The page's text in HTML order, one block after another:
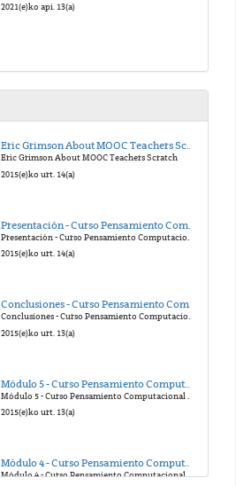
2021(e)ko api. 13(a)
Eric Grimson About MOOC Teachers Scratch
Eric Grimson About MOOC Teachers Scratch
2015(e)ko urt. 14(a)
Presentación - Curso Pensamiento Computacional en la Escuela
2015(e)ko urt. 14(a)
Conclusiones - Curso Pensamiento Computacional en la Escuela
Conclusiones - Curso Pensamiento Computacional en la Escuela
2015(e)ko urt. 13(a)
Módulo 5 - Curso Pensamiento Computacional en la Escuela
2015(e)ko urt. 13(a)
Módulo 4 - Curso Pensamiento Computacional en la Escuela
Módulo 4 - Curso Pensamiento Computacional en la Escuela